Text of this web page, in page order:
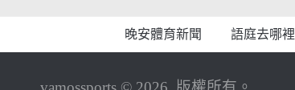
晚安體育新聞 語庭去哪裡